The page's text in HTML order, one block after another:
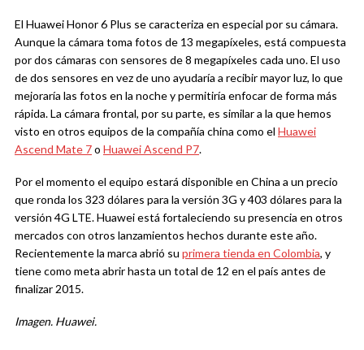
El Huawei Honor 6 Plus se caracteriza en especial por su cámara.
Aunque la cámara toma fotos de 13 megapíxeles, está compuesta
por dos cámaras con sensores de 8 megapíxeles cada uno. El uso
de dos sensores en vez de uno ayudaría a recibir mayor luz, lo que
mejoraría las fotos en la noche y permitiría enfocar de forma más
rápida. La cámara frontal, por su parte, es similar a la que hemos
visto en otros equipos de la compañía china como el Huawei
Ascend Mate 7o Huawei Ascend P7.
Por el momento el equipo estará disponible en China a un precio
que ronda los 323 dólares para la versión 3G y 403 dólares para la
versión 4G LTE. Huawei está fortaleciendo su presencia en otros
mercados con otros lanzamientos hechos durante este año.
Recientemente la marca abrió su primera tienda en Colombia, y
tiene como meta abrir hasta un total de 12 en el país antes de
finalizar 2015.
Imagen. Huawei.